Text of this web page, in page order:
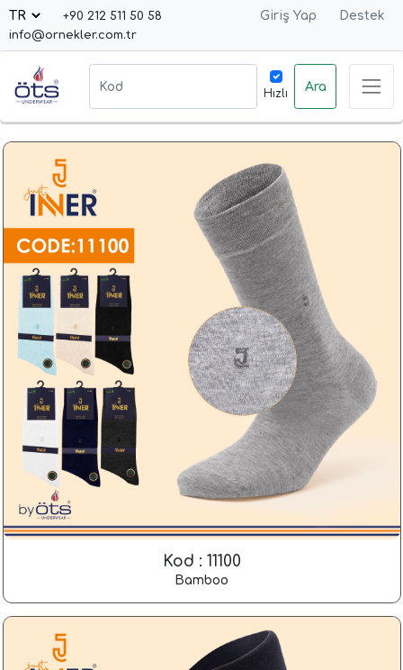
+90 212 511 50 58
info@ornekler.com.tr
Giriş Yap Destek
Hızlı
Ara
Kod : 11100
Bamboo